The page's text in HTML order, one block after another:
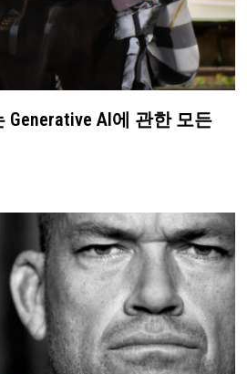
AI에 관한 모든